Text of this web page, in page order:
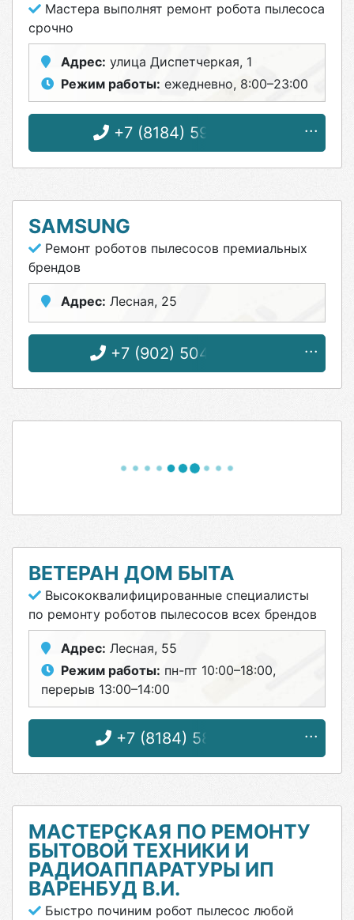
Мастера выполнят ремонт робота пылесоса
срочно
Адрес: улица Диспетчеркая, 1
Режим работы: ежедневно, 8:00–23:00
+7 (8184) 59-89-95
SAMSUNG
Ремонт роботов пылесосов премиальных
брендов
Адрес: Лесная, 25
+7 (902) 504-42-04
ВЕТЕРАН ДОМ БЫТА
Высококвалифицированные специалисты
по ремонту роботов пылесосов всех брендов
Адрес: Лесная, 55
Режим работы: пн-пт 10:00–18:00,
перерыв 13:00–14:00
+7 (8184) 58-24-11
МАСТЕРСКАЯ ПО РЕМОНТУ
БЫТОВОЙ ТЕХНИКИ И
РАДИОАППАРАТУРЫ ИП
ВАРЕНБУД В.И.
Быстро починим робот пылесос любой